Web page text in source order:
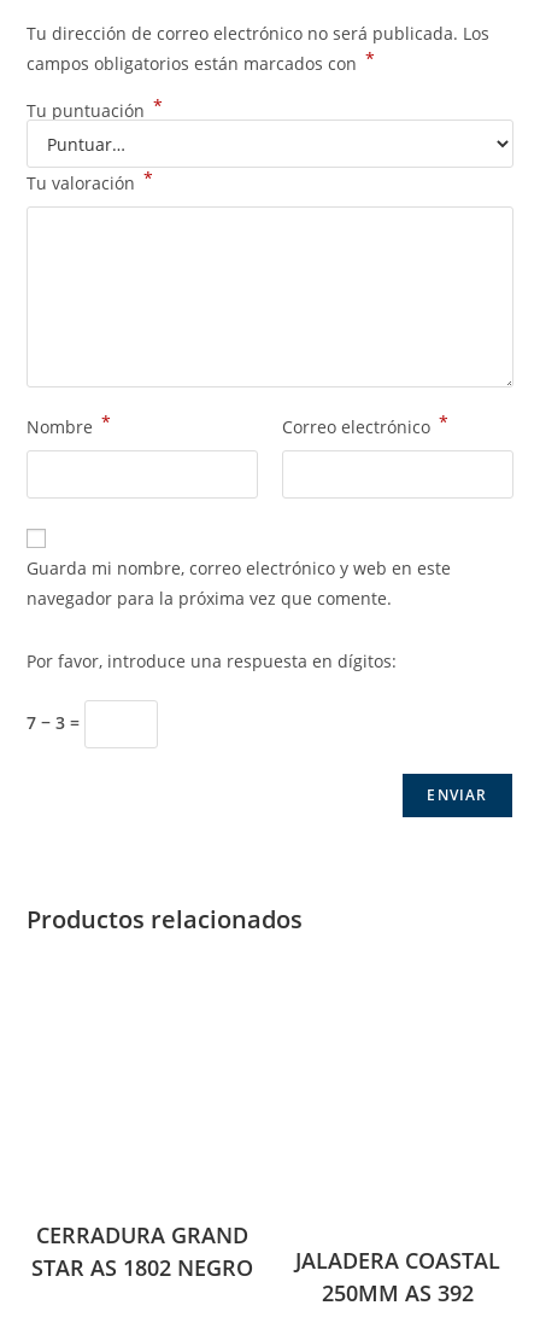
Tu dirección de correo electrónico no será publicada. Los
campos obligatorios están marcados con *
Tu puntuación *
Tu valoración *
Nombre * Correo electrónico *
Guarda mi nombre, correo electrónico y web en este
navegador para la próxima vez que comente.
Por favor, introduce una respuesta en dígitos:
7 − 3 =
Productos relacionados
CERRADURA GRAND
STAR AS 1802 NEGRO
JALADERA COASTAL
250MM AS 392